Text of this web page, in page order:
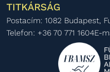
TITKÁRSÁG
Postacím: 1082 Budapest,
Telefon: +36 70 771 1604E-